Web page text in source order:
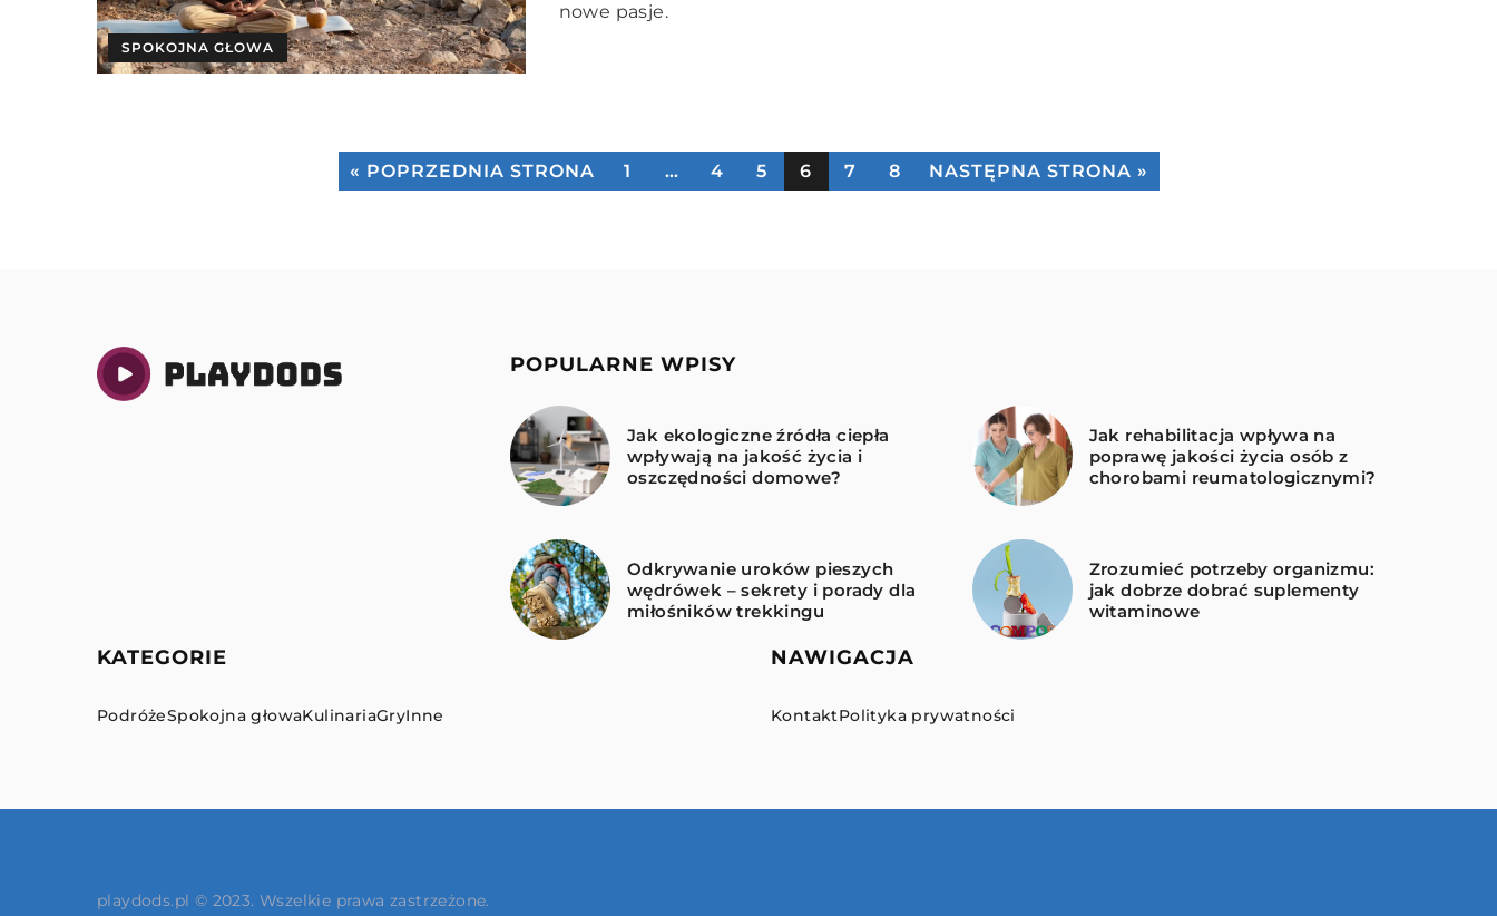
SPOKOJNA GŁOWA
nowe pasje.
« POPRZEDNIA STRONA 1 … 4 5 6 7 8 NASTĘPNA STRONA »
POPULARNE WPISY
Jak ekologiczne źródła ciepła
wpływają na jakość życia i
oszczędności domowe?
Jak rehabilitacja wpływa na
poprawę jakości życia osób z
chorobami reumatologicznymi?
Odkrywanie uroków pieszych
wędrówek – sekrety i porady dla
miłośników trekkingu
Zrozumieć potrzeby organizmu:
jak dobrze dobrać suplementy
witaminowe
KATEGORIE
PodróżeSpokojna głowaKulinariaGryInne
NAWIGACJA
KontaktPolityka prywatności
playdods.pl © 2023. Wszelkie prawa zastrzeżone.